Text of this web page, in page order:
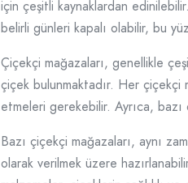
için çeşitli kaynaklardan
belirli günleri kapalı olabilir, bu
Çiçekçi mağazaları, genellikle
çiçek bulunmaktadır. Her çiçekçi
etmeleri gerekebilir. Ayrıca,
Bazı çiçekçi mağazaları, aynı
olarak verilmek üzere